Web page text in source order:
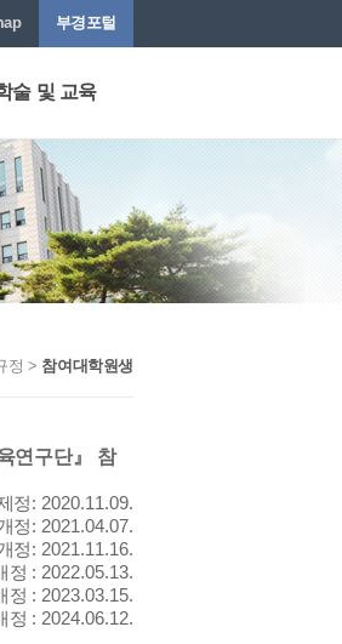
부경포털
술 및 교육
Workshop
술행사
역정보 아카이브
정 > 참여대학원생
연구단』 참
정: 2020.11.09.
정: 2021.04.07.
정: 2021.11.16.
정 : 2022.05.13.
정 : 2023.03.15.
정 : 2024.06.12.